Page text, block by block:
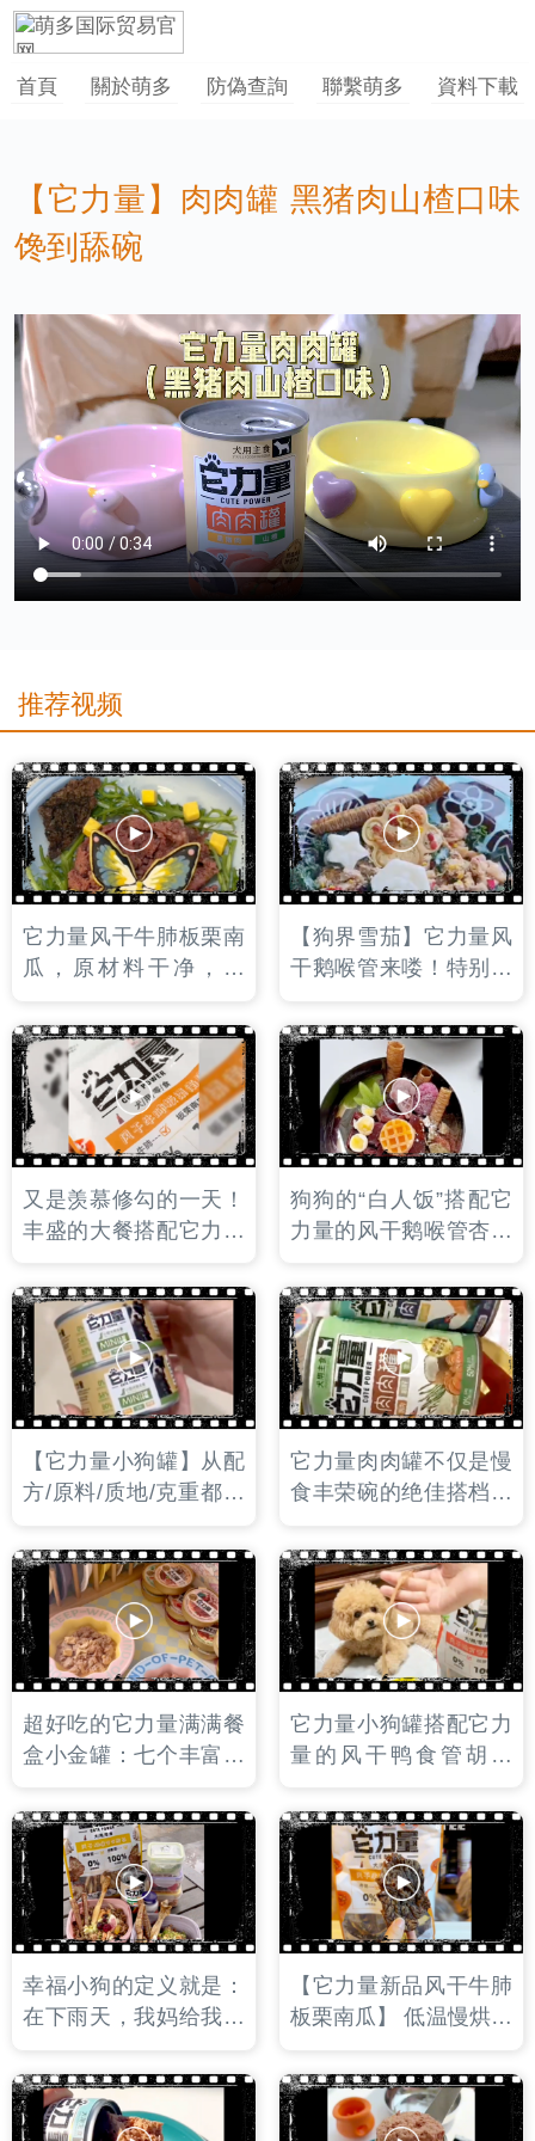
首頁 關於萌多 防偽查詢 聯繫萌多 資料下載
【它力量】肉肉罐 黑猪肉山楂口味
馋到舔碗
推荐视频
它力量风干牛肺板栗南
瓜，原材料干净，完
水板栗南瓜。是小狗饭
后磨牙的不二之选哦！
【狗界雪茄】它力量风
干鹅喉管来喽！特别衬
的杏鲍菇又脆又有嚼
劲，即磨牙，打发饭后
时光，又能补充多种微
量元素！
又是羡慕修勾的一天！
丰盛的大餐搭配它力量
板栗南瓜。牛肺是肌肉
来源，板栗南瓜是优质
的碳水来源。一口一块
嘎嘣脆！
狗狗的“白人饭”搭配它
力量的风干鹅喉管杏鲍
管完整大个，给这一顿
午餐增添了美味因子！
【它力量小狗罐】从配
方/原料/质地/克重都为
系列，高蛋白，低脂，
添加多种有益小狗健康
的超级食物。
它力量肉肉罐不仅是慢
食丰荣碗的绝佳搭档，
午节礼物哦！一口一个
还带夹心的粽子，包裹
着两脚兽满满的爱！
超好吃的它力量满满餐
盒小金罐：七个丰富口
腻的里脊肉丝，添加超
级食物和奇亚籽颗粒。
国产餐盒天花板，无限
复购！
它力量小狗罐搭配它力
量的风干鸭食管胡萝
高蛋白低脂，清热去
火，磨牙洁齿，一举多
得！
幸福小狗的定义就是：
在下雨天，我妈给我穿
它力量肉肉罐搭配整根
的它力量风干鹅喉管和
【它力量新品风干牛肺
板栗南瓜】 低温慢烘工
感，对骨骼和牙齿健康
大有裨益，定期给狗狗